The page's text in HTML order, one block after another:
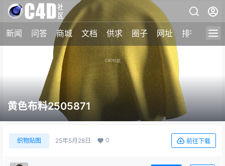
新闻 问答 商城 文档 供求 圈子 网址 排行榜
黄色布料2505871
织物贴图 25年5月28日 0 前往下载